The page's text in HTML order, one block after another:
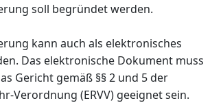
soll begründet werden.
kann auch als elektronisches
Das elektronische Dokument muss
Gericht gemäß §§ 2 und 5 der
Verordnung (ERVV) geeignet sein.